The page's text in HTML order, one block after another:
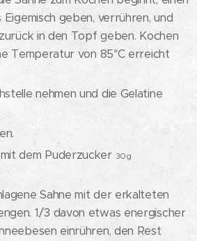
geben, verrühren, und
in den Topf geben. Kochen
Temperatur von 85°C erreicht
nehmen und die Gelatine
dem Puderzucker 30g
Sahne mit der erkalteten
1/3 davon etwas energischer
einrühren, den Rest